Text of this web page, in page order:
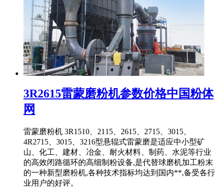
3R2615雷蒙磨粉机参数价格中国粉体
网
雷蒙磨粉机 3R1510、2115、2615、2715、3015、
4R2715、3015、3216型悬辊式雷蒙磨是适应中小型矿
山、化工、建材、冶金、耐火材料、制药、水泥等行业
的高效闭路循环的高细制粉设备,是代替球磨机加工粉末
的一种新型磨粉机,各种技术指标均达到国内**,备受各行
业用户的好评。